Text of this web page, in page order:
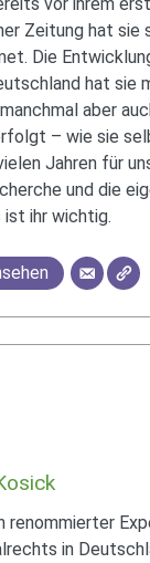
Zeitung hat sie
Die
hat sie
aber
– wie sie
Jahren für
und die
ist ihr wichtig.
renommierter
in